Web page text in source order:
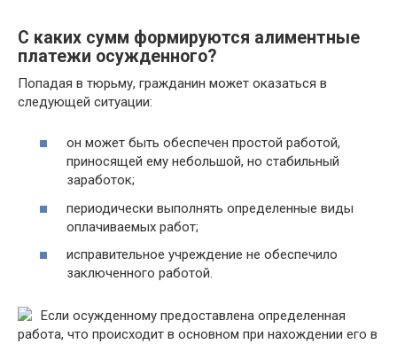
С каких сумм формируются алиментные
платежи осужденного?
Попадая в тюрьму, гражданин может оказаться в
следующей ситуации:
он может быть обеспечен простой работой,
приносящей ему небольшой, но стабильный
заработок;
периодически выполнять определенные виды
оплачиваемых работ;
исправительное учреждение не обеспечило
заключенного работой.
Если осужденному предоставлена определенная
работа, что происходит в основном при нахождении его в